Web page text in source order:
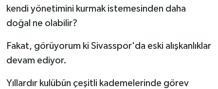
kendi yönetimini kurmak istemesinden daha
doğal ne olabilir?
Fakat, görüyorum ki Sivasspor'da eski alışkanlıklar
devam ediyor.
Yıllardır kulübün çeşitli kademelerinde görev